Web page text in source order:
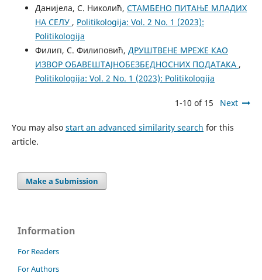
Данијела, С. Николић, СТАМБЕНО ПИТАЊЕ МЛАДИХ
НА СЕЛУ , Politikologija: Vol. 2 No. 1 (2023):
Politikologija
Филип, С. Филиповић, ДРУШТВЕНЕ МРЕЖЕ КАО
ИЗВОР ОБАВЕШТАЈНОБЕЗБЕДНОСНИХ ПОДАТАКА ,
Politikologija: Vol. 2 No. 1 (2023): Politikologija
1-10 of 15 Next
You may also start an advanced similarity search for this
article.
Make a Submission
Information
For Readers
For Authors